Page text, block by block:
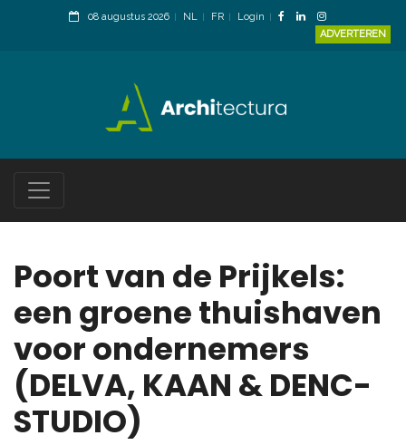
08 augustus 2026 NL FR
Login
ADVERTEREN
Poort van de Prijkels:
een groene thuishaven
voor ondernemers
(DELVA, KAAN & DENC-
STUDIO)